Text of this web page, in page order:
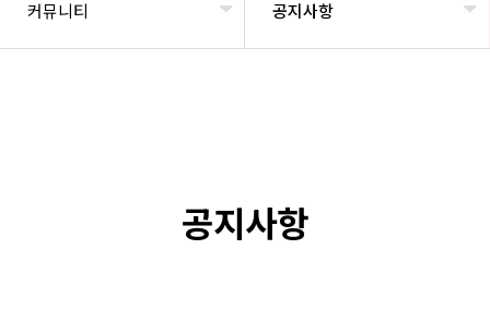
커뮤니티 공지사항
공지사항